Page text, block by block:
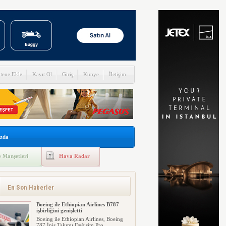
Ekle Kayıt Ol Giriş Künye İletişim
Manşetleri Hava Radar
En Son Haberler
Boeing ile Ethiopian Airlines B787
işbirliğini genişletti
Boeing ile Ethiopian Airlines, Boeing